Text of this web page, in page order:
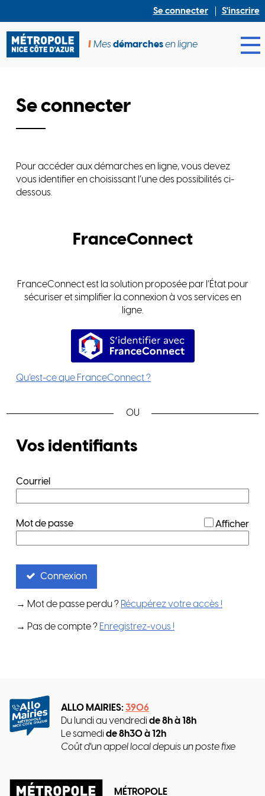
Se connecter S'inscrire
Mesdémarchesen ligne
Se connecter
Pour accéder aux démarches en ligne, vous devez
vous identifier en choisissant l’une des possibilités ci-
dessous.
FranceConnect
FranceConnect est la solution proposée par l’État pour
sécuriser et simplifier la connexion à vos services en
ligne.
S’identifier avec
Qu’est-ce que FranceConnect ?
Vos identifiants
Courriel
Mot de passe Afficher
Connexion
→ Mot de passe perdu ? Récupérez votre accès !
→ Pas de compte ? Enregistrez-vous !
ALLO MAIRIES: 3906
Du lundi au vendredi de 8h à 18h
Le samedi de 8h30 à 12h
Coût d'un appel local depuis un poste fixe
MÉTROPOLE